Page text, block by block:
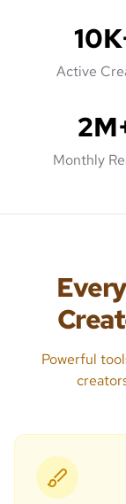
Active
Monthly
Powerful